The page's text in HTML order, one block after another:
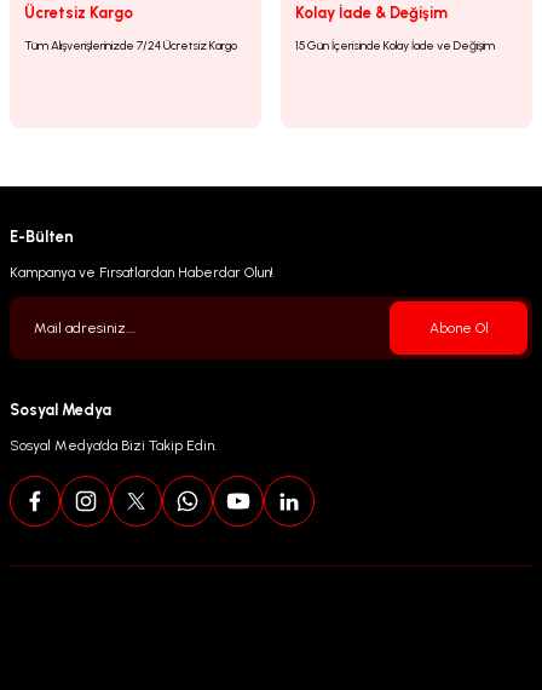
Ücretsiz Kargo
Tüm Alışverişlerinizde 7/24 Ücretsiz Kargo
Kolay İade & Değişim
15 Gün İçerisinde Kolay İade ve Değişim
E-Bülten
Kampanya ve Fırsatlardan Haberdar Olun!
Abone Ol
Sosyal Medya
Sosyal Medya’da Bizi Takip Edin.